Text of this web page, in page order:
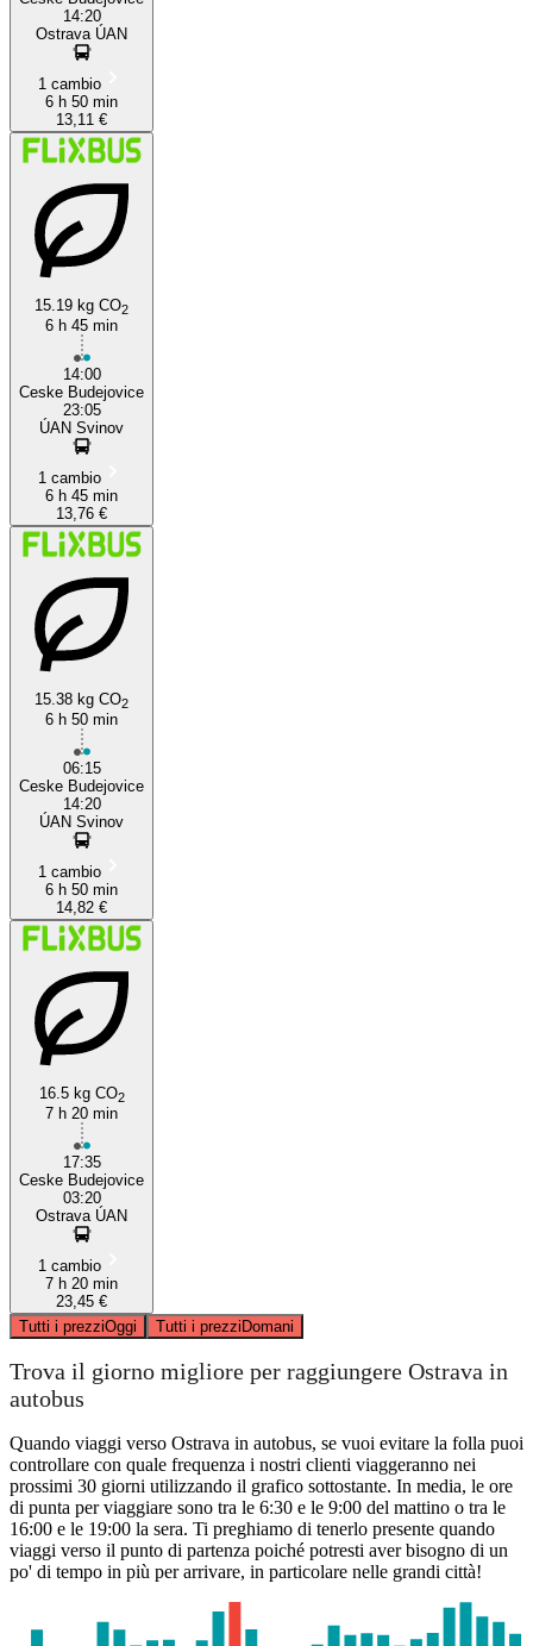
14:20
Ostrava ÚAN
1 cambio
6 h 50 min
13,11 €
15.19 kg CO2
6 h 45 min
14:00
Ceske Budejovice
23:05
ÚAN Svinov
1 cambio
6 h 45 min
13,76 €
15.38 kg CO2
6 h 50 min
06:15
Ceske Budejovice
14:20
ÚAN Svinov
1 cambio
6 h 50 min
14,82 €
16.5 kg CO2
7 h 20 min
17:35
Ceske Budejovice
03:20
Ostrava ÚAN
1 cambio
7 h 20 min
23,45 €
Tutti i prezziOggi Tutti i prezziDomani
Trova il giorno migliore per raggiungere Ostrava in
autobus
Quando viaggi verso Ostrava in autobus, se vuoi evitare la folla puoi
controllare con quale frequenza i nostri clienti viaggeranno nei
prossimi 30 giorni utilizzando il grafico sottostante. In media, le ore
di punta per viaggiare sono tra le 6:30 e le 9:00 del mattino o tra le
16:00 e le 19:00 la sera. Ti preghiamo di tenerlo presente quando
viaggi verso il punto di partenza poiché potresti aver bisogno di un
po' di tempo in più per arrivare, in particolare nelle grandi città!